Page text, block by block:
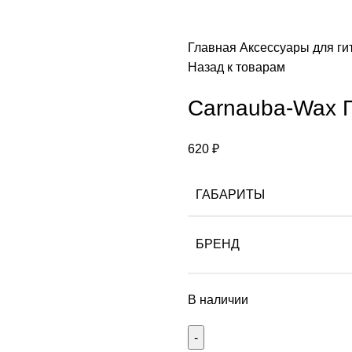
Главная Аксессуары для
Назад к товарам
Carnauba-Wax
620 ₽
ГАБАРИТЫ
БРЕНД
В наличии